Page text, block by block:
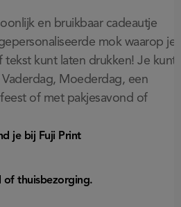
en bruikbaar cadeautje
mok waarop je
kunt laten drukken! Je kunt
Moederdag, een
of met pakjesavond of
je bij Fuji Print
of thuisbezorging.